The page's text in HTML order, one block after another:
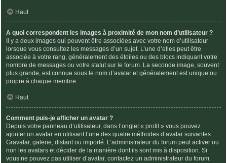
Haut
A quoi correspondent les images à proximité de mon nom d’utilisateur ?
Il y a deux images qui peuvent être associées avec votre nom d’utilisateur
lorsque vous consultez les messages d’un sujet. L’une d’elles peut être
associée à votre rang, généralement des étoiles ou des blocs indiquant votre
nombre de messages ou votre statut sur le forum. La seconde image, souvent
plus grande, est connue sous le nom d’avatar et généralement est unique ou
propre à chaque membre.
Haut
Comment puis-je afficher un avatar ?
Depuis votre panneau d’utilisateur, dans l’onglet « profil » vous pouvez
ajouter un avatar en utilisant l’une des quatre méthodes d’avatar suivantes :
Gravatar, galerie, distant ou importé. L’administrateur du forum peut activer ou
non les avatars et décider de la manière dont ils sont mis à disposition. Si
vous ne pouvez pas utiliser d’avatar, contactez un administrateur du forum.